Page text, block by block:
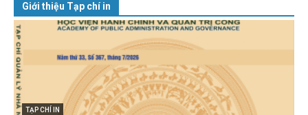
Giới thiệu Tạp chí in
TẠP CHÍ IN